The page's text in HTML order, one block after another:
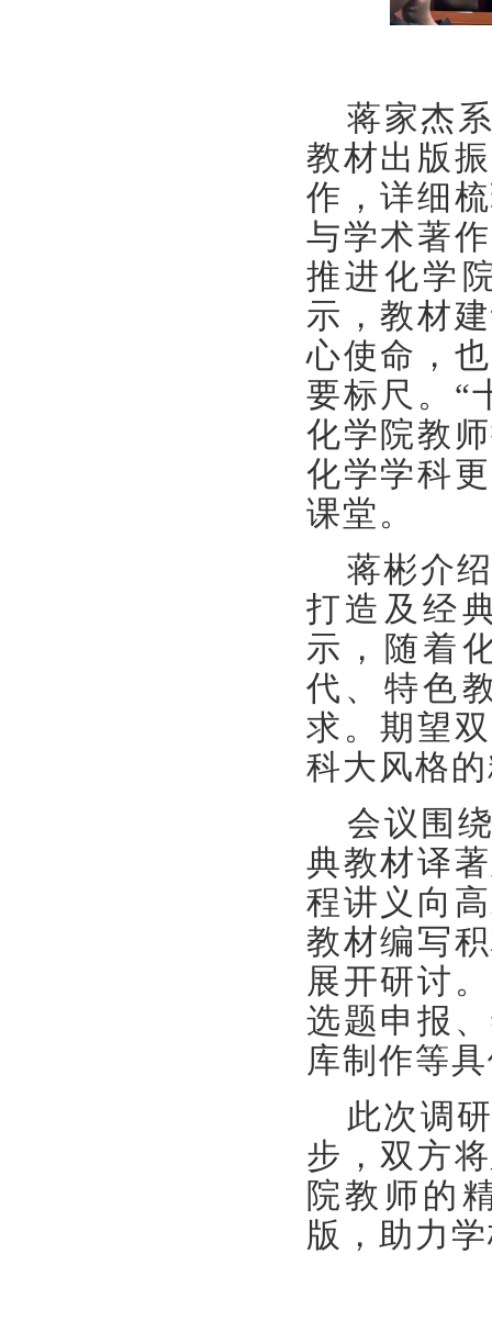
蒋家杰
教材出版
作，详细
与学术著
推进化学
示，教材
心使命 ，
要标尺。 “
化学院教
化学学科
课堂。
蒋彬介
打造 及经
示，随着
代 、特色
求。期望
科大风格
会议围
典教材译
程讲义向
教材编写
展开研讨 。
选题申报
库制作等
此次调
步，双方
院教师 的
版 ，助力